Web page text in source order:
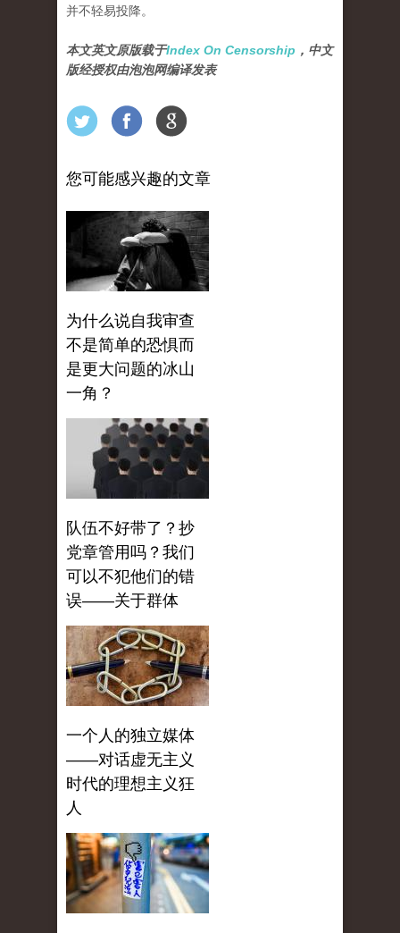
并不轻易投降。
本文英文原版载于Index On Censorship ，中文
版经授权由泡泡网编译发表
您可能感兴趣的文章
为什么说自我审查
不是简单的恐惧而
是更大问题的冰山
一角？
队伍不好带了？抄
党章管用吗？我们
可以不犯他们的错
误——关于群体
一个人的独立媒体
——对话虚无主义
时代的理想主义狂
人